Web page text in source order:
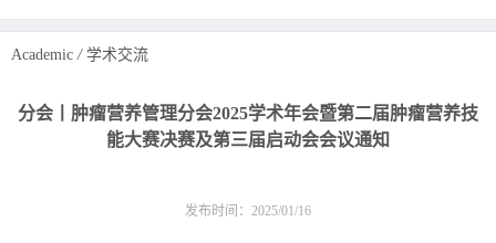
Academic / 学术交流
分会丨肿瘤营养管理分会2025学术年会暨第二届肿瘤营养技
能大赛决赛及第三届启动会会议通知
发布时间：2025/01/16